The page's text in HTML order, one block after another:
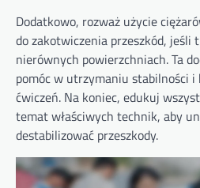
Dodatkowo, rozważ użycie
do zakotwiczenia przeszkód,
nierównych powierzchniach. Ta
pomóc w utrzymaniu stabilności i
ćwiczeń. Na koniec, edukuj
temat właściwych technik, aby
destabilizować przeszkody.